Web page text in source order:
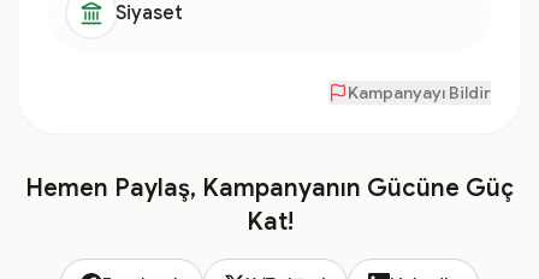
Siyaset
Kampanyayı Bildir
Hemen Paylaş, Kampanyanın Gücüne Güç
Kat!